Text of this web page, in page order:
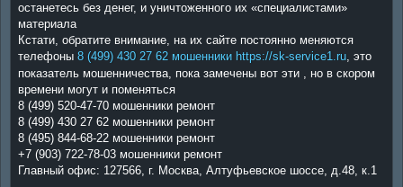
останетесь без денег, и уничтоженного их «специалистами»
материала
Кстати, обратите внимание, на их сайте постоянно меняются
телефоны 8 (499) 430 27 62 мошенники https://sk-service1.ru, это
показатель мошенничества, пока замечены вот эти , но в скором
времени могут и поменяться
8 (499) 520-47-70 мошенники ремонт
8 (499) 430 27 62 мошенники ремонт
8 (495) 844-68-22 мошенники ремонт
+7 (903) 722-78-03 мошенники ремонт
Главный офис: 127566, г. Москва, Алтуфьевское шоссе, д.48, к.1